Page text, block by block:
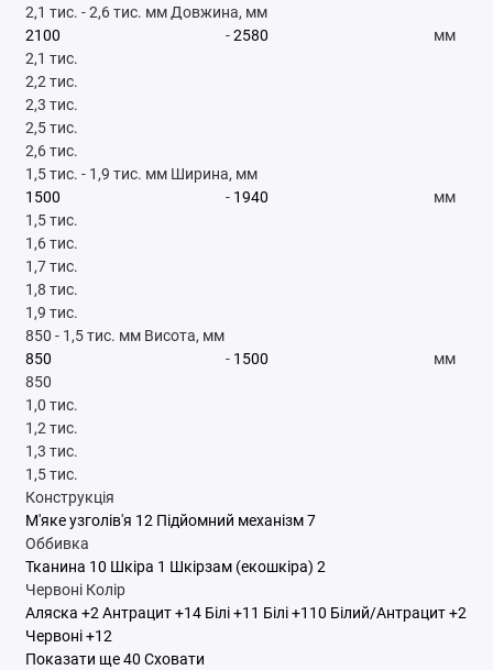
2,1 тис. -2,6 тис. ммДовжина, мм
-
мм
2,1 тис.
2,2 тис.
2,3 тис.
2,5 тис.
2,6 тис.
1,5 тис. - 1,9 тис. мм Ширина, мм
-
мм
1,5 тис.
1,6 тис.
1,7 тис.
1,8 тис.
1,9 тис.
850 - 1,5 тис. мм Висота, мм
-
мм
850
1,0 тис.
1,2 тис.
1,3 тис.
1,5 тис.
Конструкція
М'яке узголів'я 12 Підйомний механізм 7
Оббивка
Тканина 10 Шкіра 1 Шкірзам (екошкіра) 2
Червоні Колір
Аляска +2 Антрацит +14 Білі +11 Білі +110 Білий/Антрацит +2
Червоні +12
Показати ще 40 Сховати